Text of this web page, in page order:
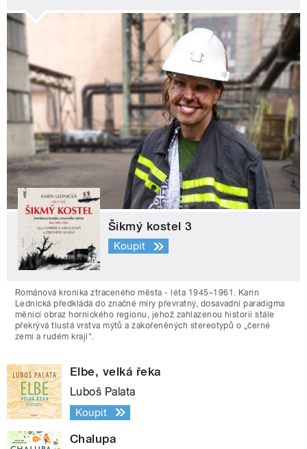
Šikmý kostel 3
Koupit
Románová kronika ztraceného města - léta 1945–1961. Karin
Lednická předkládá do značné míry převratný, dosavadní paradigma
měnící obraz hornického regionu, jehož zahlazenou historii stále
překrývá tlustá vrstva mýtů a zakořeněných stereotypů o „černé
zemi a rudém kraji“.
Elbe, velká řeka
Luboš Palata
Koupit
Chalupa